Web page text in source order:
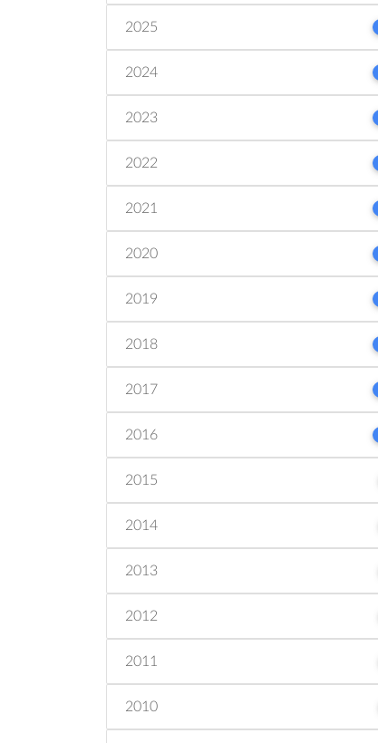
2025
2024
2023
2022
2021
2020
2019
2018
2017
2016
2015
2014
2013
2012
2011
2010